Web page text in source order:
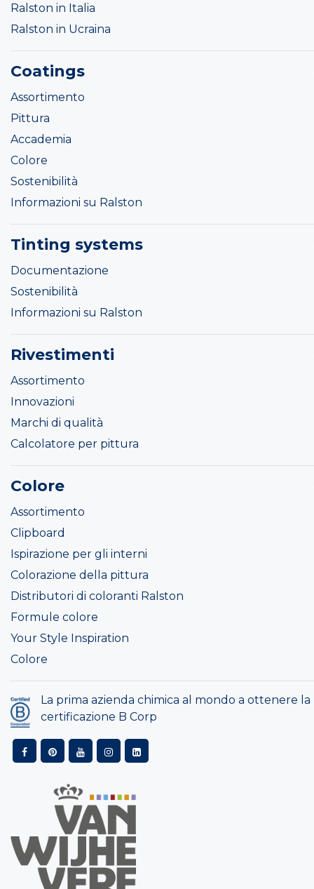
Ralston in Italia
Ralston in Ucraina
Coatings
Assortimento
Pittura
Accademia
Colore
Sostenibilità
Informazioni su Ralston
Tinting systems
Documentazione
Sostenibilità
Informazioni su Ralston
Rivestimenti
Assortimento
Innovazioni
Marchi di qualità
Calcolatore per pittura
Colore
Assortimento
Clipboard
Ispirazione per gli interni
Colorazione della pittura
Distributori di coloranti Ralston
Formule colore
Your Style Inspiration
Colore
La prima azienda chimica al mondo a ottenere la
certificazione B Corp